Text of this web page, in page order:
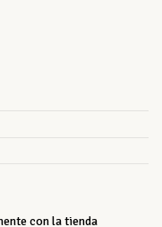
con la tienda